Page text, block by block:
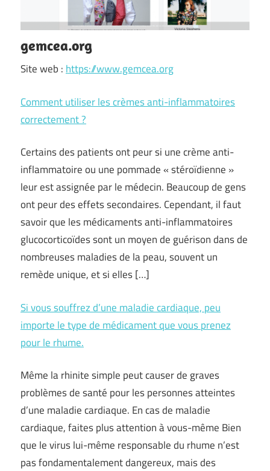
gemcea.org
Site web : https://www.gemcea.org
Comment utiliser les crèmes anti-inflammatoires
correctement ?
Certains des patients ont peur si une crème anti-
inflammatoire ou une pommade « stéroïdienne »
leur est assignée par le médecin. Beaucoup de gens
ont peur des effets secondaires. Cependant, il faut
savoir que les médicaments anti-inflammatoires
glucocorticoïdes sont un moyen de guérison dans de
nombreuses maladies de la peau, souvent un
remède unique, et si elles […]
Si vous souffrez d’une maladie cardiaque, peu
importe le type de médicament que vous prenez
pour le rhume.
Même la rhinite simple peut causer de graves
problèmes de santé pour les personnes atteintes
d’une maladie cardiaque. En cas de maladie
cardiaque, faites plus attention à vous-même Bien
que le virus lui-même responsable du rhume n’est
pas fondamentalement dangereux, mais des